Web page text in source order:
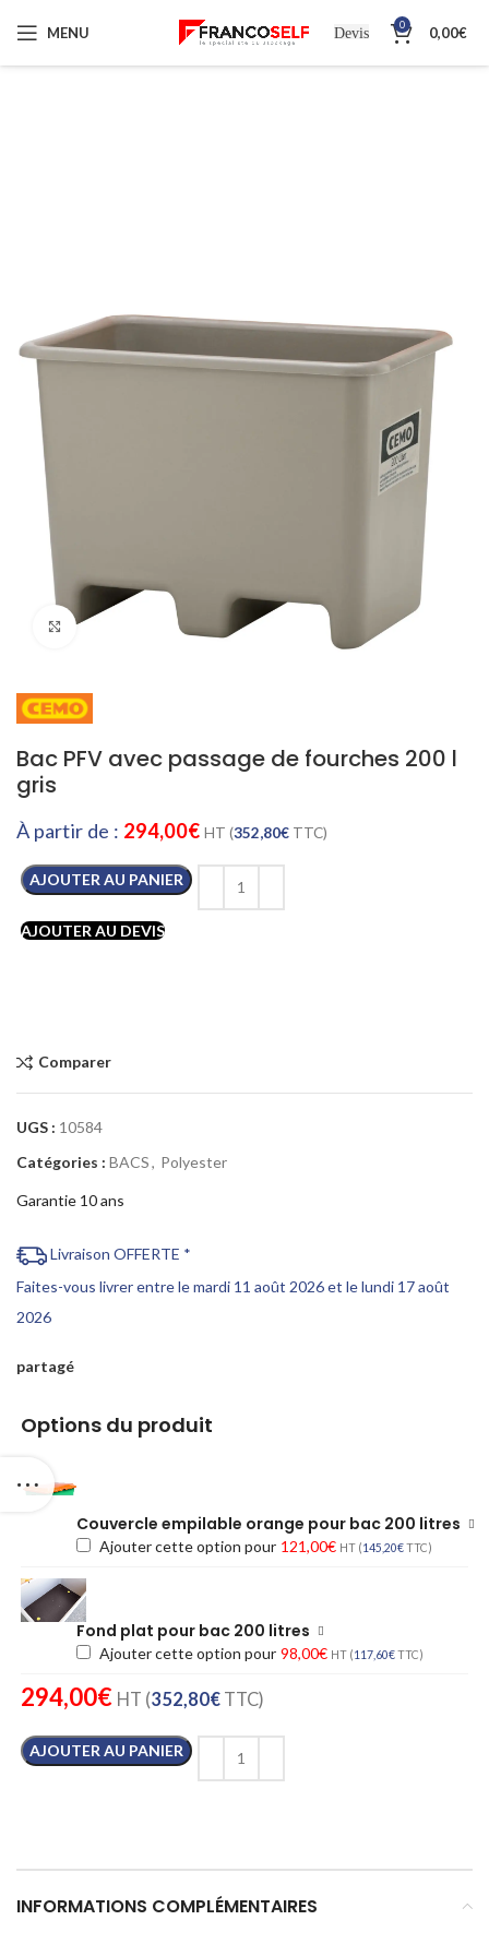
MENU Devis 0 0,00€
Cliquez pour agrandir
Bac PFV avec passage de fourches 200 l
gris
À partir de : 294,00€ HT (352,80€ TTC)
AJOUTER AU PANIER
AJOUTER AU DEVIS
Comparer
UGS : 10584
Catégories : BACS, Polyester
Garantie 10 ans
Livraison OFFERTE *
Faites-vous livrer entre le mardi 11 août 2026 et le lundi 17 août
2026
partagé
Options du produit
Couvercle empilable orange pour bac 200 litres
Ajouter cette option pour 121,00€ HT (145,20€TTC)
Fond plat pour bac 200 litres
Ajouter cette option pour 98,00€ HT (117,60€TTC)
294,00€ HT (352,80€ TTC)
AJOUTER AU PANIER
INFORMATIONS COMPLÉMENTAIRES